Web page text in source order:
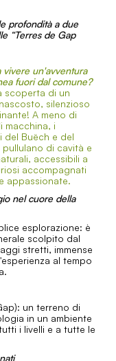
dès 8
sauts et
en petits
pour une...
profondità a due
“Terres de Gap
vivere un'avventura
fuori dal comune?
scoperta di un
silenzioso
A meno di
macchina, i
del Buëch e del
pullulano di cavità e
accessibili a
accompagnati
appassionate.
nel cuore della
esplorazione: è
scolpito dal
stretti, immense
al tempo
un terreno di
in un ambiente
i livelli e a tutte le